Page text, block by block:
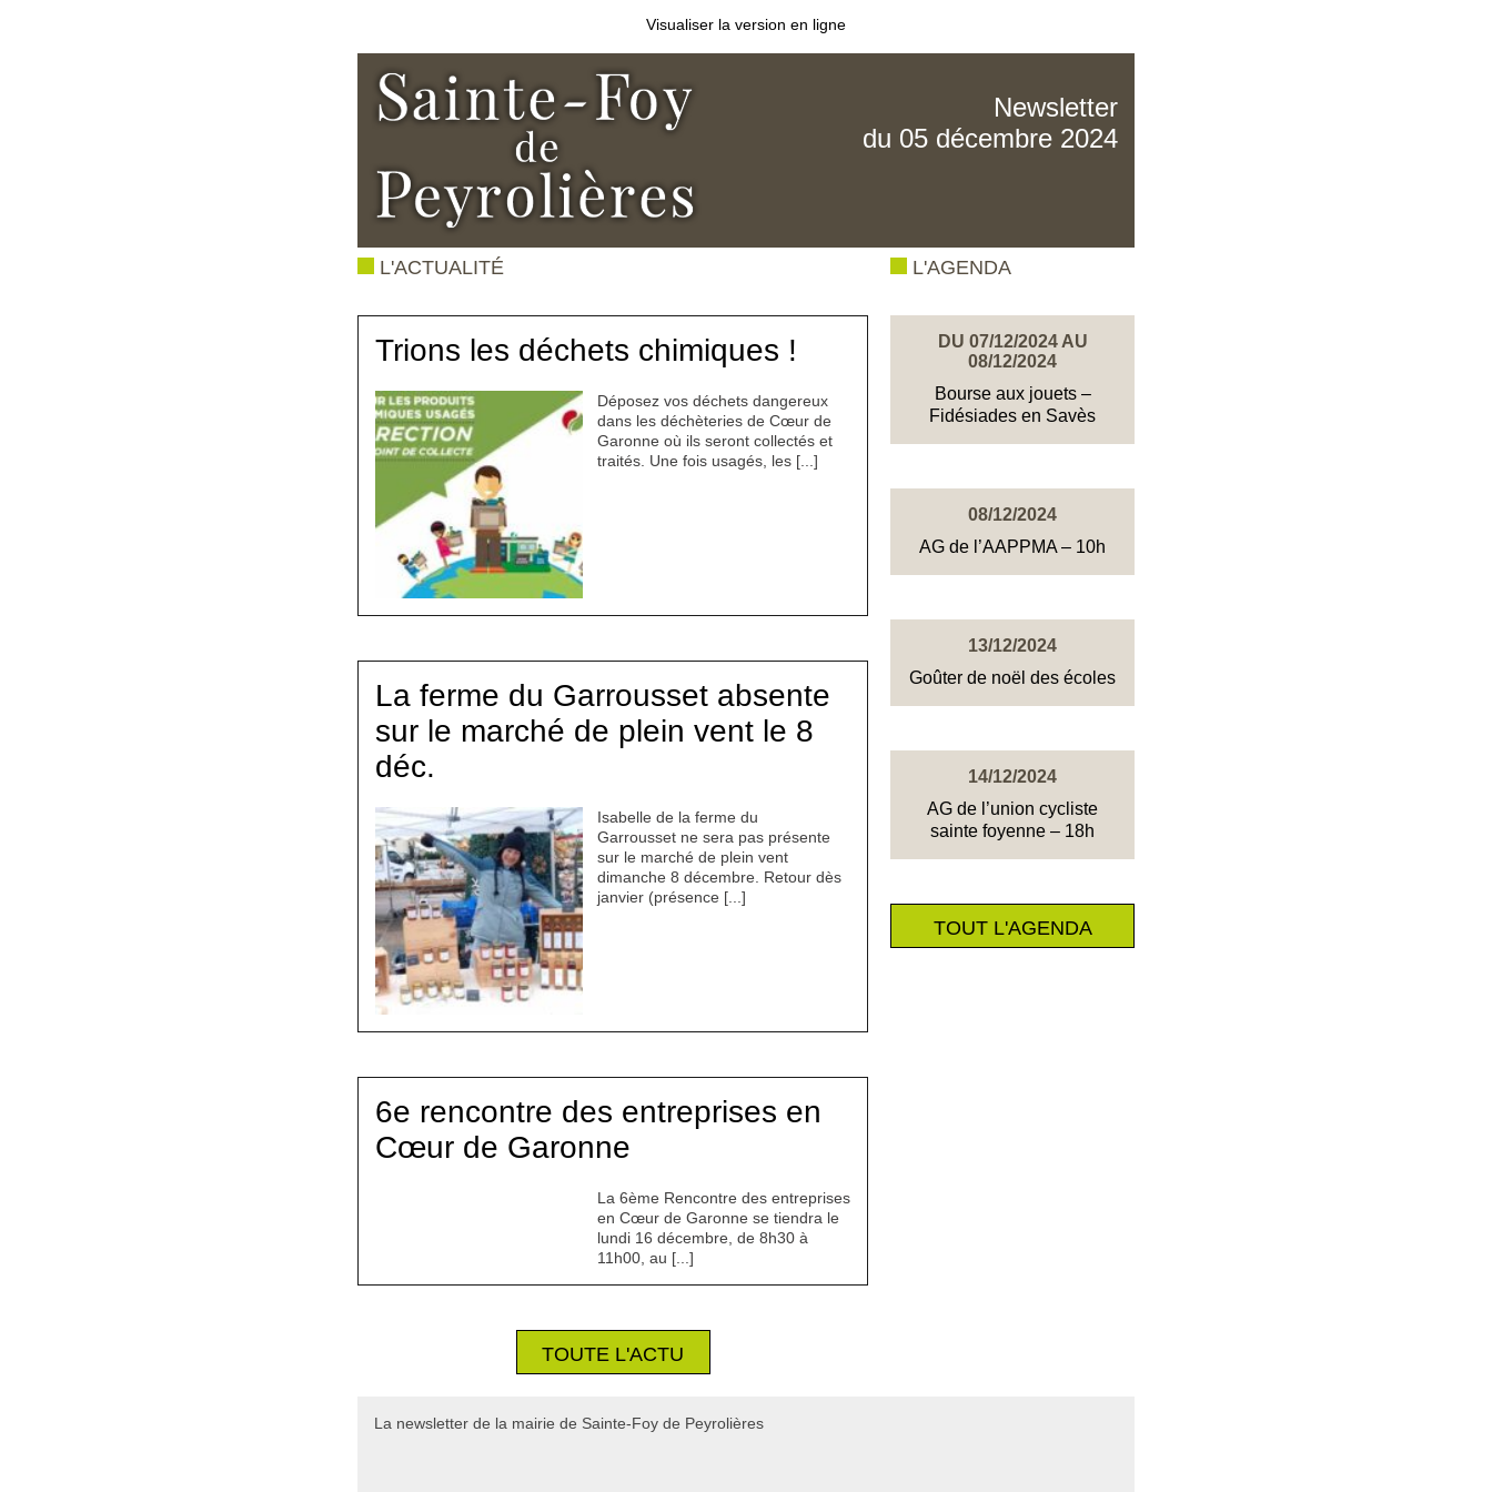
Visualiser la version en ligne
Newsletter
du 05 décembre 2024
L'ACTUALITÉ
Trions les déchets chimiques !
Déposez vos déchets dangereux
dans les déchèteries de Cœur de
Garonne où ils seront collectés et
traités. Une fois usagés, les [...]
La ferme du Garrousset absente
sur le marché de plein vent le 8
déc.
Isabelle de la ferme du
Garrousset ne sera pas présente
sur le marché de plein vent
dimanche 8 décembre. Retour dès
janvier (présence [...]
6e rencontre des entreprises en
Cœur de Garonne
La 6ème Rencontre des entreprises
en Cœur de Garonne se tiendra le
lundi 16 décembre, de 8h30 à
11h00, au [...]
TOUTE L'ACTU
L'AGENDA
DU 07/12/2024 AU
08/12/2024
Bourse aux jouets –
Fidésiades en Savès
08/12/2024
AG de l’AAPPMA – 10h
13/12/2024
Goûter de noël des écoles
14/12/2024
AG de l’union cycliste
sainte foyenne – 18h
TOUT L'AGENDA
La newsletter de la mairie de Sainte-Foy de Peyrolières